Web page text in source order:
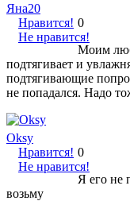
Яна20
Нравится!
Не нравится!
0
Моим
подтягивает и
подтягивающие
не попадался. Надо
Oksy
Нравится!
Не нравится!
0
Я его не
возьму